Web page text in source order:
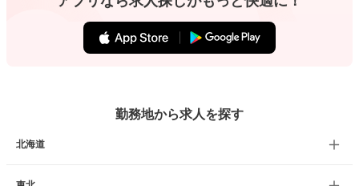
勤務地から求人を探す
北海道